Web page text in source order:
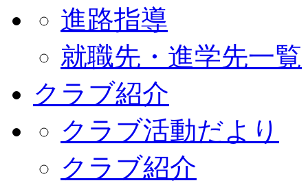
進路指導
就職先・進学先一覧
クラブ紹介
クラブ活動だより
クラブ紹介